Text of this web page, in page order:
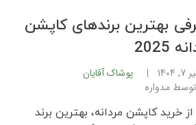
بهترین برندهای کاپشن
2025
پوشاک آقایان
توسط مدواره
خرید کاپشن مردانه، بهترین برند